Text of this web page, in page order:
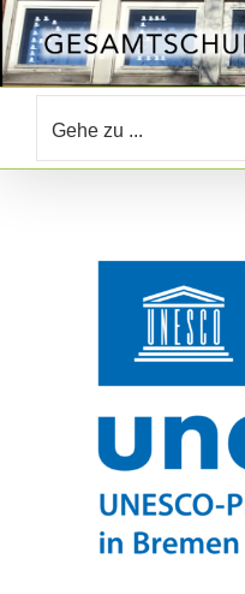
Zum
Inhalt
springen
Gehe zu ...